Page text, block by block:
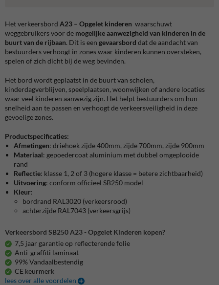
Het verkeersbord A23 – Opgelet kinderen waarschuwt
weggebruikers voor de mogelijke aanwezigheid van kinderen in de
buurt van de rijbaan. Dit is een gevaarsbord dat de aandacht van
bestuurders verhoogt in zones waar kinderen kunnen oversteken,
spelen of zich dicht bij de weg bevinden.
Het bord wordt geplaatst in de buurt van scholen,
kinderdagverblijven, speelplaatsen, woonwijken of andere locaties
waar veel kinderen aanwezig zijn. Het helpt bestuurders om hun
snelheid aan te passen en verhoogt de verkeersveiligheid in deze
gevoelige zones.
Productspecificaties:
Afmetingen: driehoek zijde 400mm, zijde 700mm, zijde 900mm
Materiaal: gepoedercoat aluminium met dubbel omgeplooide
rand
Reflectie: klasse 1, 2 of 3 (hogere klasse = betere zichtbaarheid)
Uitvoering: conform officieel SB250 model
Kleur:
bordrand RAL3020 (verkeersrood)
achterzijde RAL7043 (verkeersgrijs)
Verkeersbord SB250 A23 - Opgelet Kinderen kopen?
7,5 jaar garantie op reflecterende folie
Anti-graffiti laminaat
99% Vandaalbestendig
CE keurmerk
lees over alle voordelen